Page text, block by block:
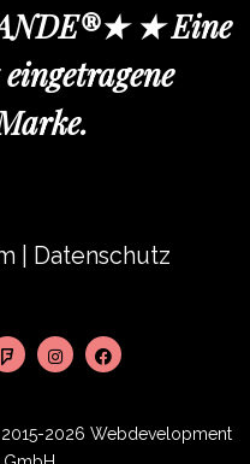
★ Eine
Datenschutz
2015-2026 Webdevelopment